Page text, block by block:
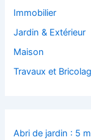
Immobilier
Jardin & Extérieur
Maison
Travaux et
Abri de jardin : 5